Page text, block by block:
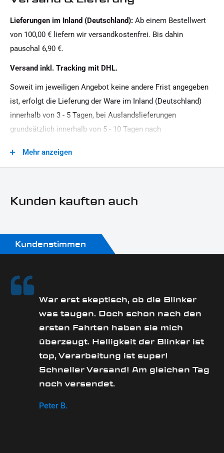
Material:
Universal Modellreihe
Motorradmarke:
Universal Marke
Produkttyp:
Lieferungen im Inland (Deutschland): Ab einem Bestellwert
von 100,00 € liefern wir versandkostenfrei. Bis dahin
pauschal 6,90 €.
Versand inkl. Tracking mit DHL.
Soweit im jeweiligen Angebot keine andere Frist angegeben
ist, erfolgt die Lieferung der Ware im Inland (Deutschland)
innerhalb von 3 - 5 Tagen, bei Auslandslieferungen
grundsätzlich innerhalb von 5 - 10 Tagen nach
Zeitpunkt Ihrer Zahlungsanweisung).Beachten Sie, dass an
Mehr anzeigen
Kunden kauften auch
Kundenstimmen
War erst skeptisch, ob die Blinker
was taugen. Doch schon nach den
ersten Fahrten haben sie mich
überzeugt. Helligkeit der Blinker ist
top, Verarbeitung ist super!
Schneller Versand! Am gleichen Tag
noch versendet.
Peter B.